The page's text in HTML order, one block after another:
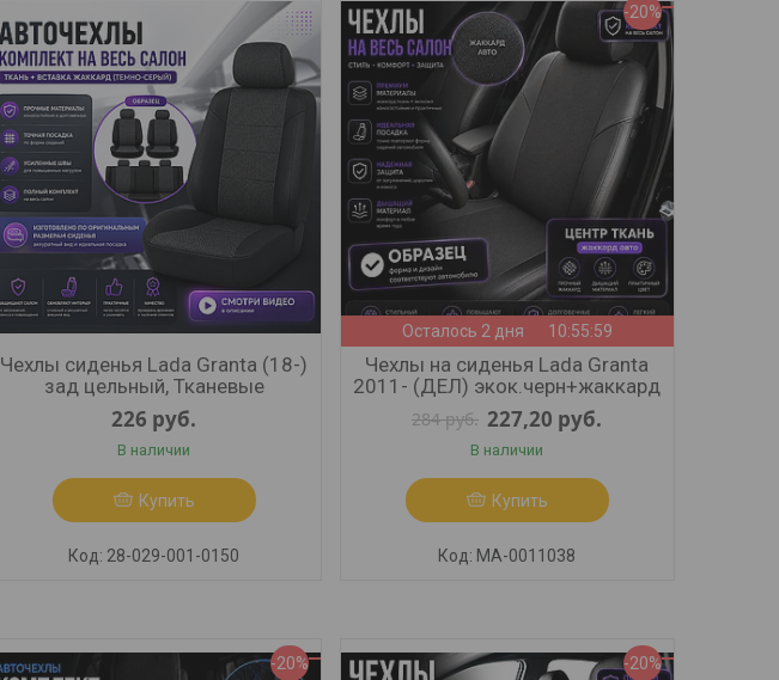
Чехлы сиденья Lada Granta (18-)
зад цельный, Тканевые
226 руб.
В наличии
Купить
28-029-001-0150
-20%
Осталось 2 дня 10:55:57
Чехлы на сиденья Lada Granta
2011- (ДЕЛ) экок.черн+жаккард
284руб. 227,20 руб.
В наличии
Купить
МА-0011038
-20% -20%